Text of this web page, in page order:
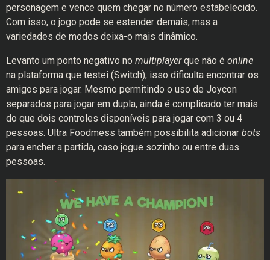
personagem e vence quem chegar no número estabelecido.
Com isso, o jogo pode se estender demais, mas a
variedades de modos deixa-o mais dinâmico.
Levanto um ponto negativo no multiplayerque não é online
na plataforma que testei (Switch), isso dificulta encontrar os
amigos para jogar. Mesmo permitindo o uso de Joycon
separados para jogar em dupla, ainda é complicado ter mais
do que dois controles disponíveis para jogar com 3 ou 4
pessoas. Ultra Foodmess também possibilita adicionar bots
para encher a partida, caso jogue sozinho ou entre duas
pessoas.